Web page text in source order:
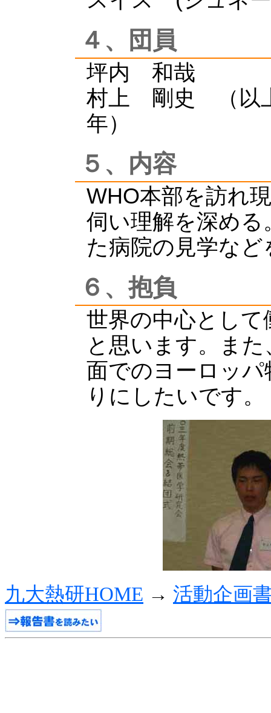
４、団員
坪内 和哉
村上 剛史 （以
年）
５、内容
WHO本部を訪れ
伺い理解を深め
た病院の見学な
６、抱負
世界の中心とし
と思います。ま
面でのヨーロッ
りにしたいです。
九大熱研HOME → 活動企画